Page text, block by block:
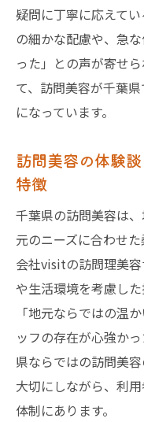
疑問に丁寧に応えて
の細かな配慮や、急
った」との声が寄せ
て、訪問美容が千葉
になっています。
訪問美容の体験
特徴
千葉県の訪問美容は
元のニーズに合わせ
会社visitの訪問理美
や生活環境を考慮した
「地元ならではの温
ッフの存在が心強か
県ならではの訪問美
大切にしながら、利
体制にあります。